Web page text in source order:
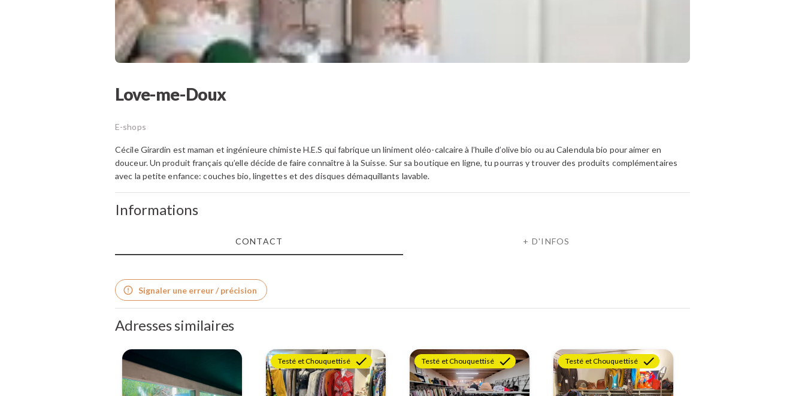
Love-me-Doux
E-shops
Cécile Girardin est maman et ingénieure chimiste H.E.S qui fabrique un liniment oléo-calcaire à l’huile d’olive bio ou au Calendula bio pour aimer en
douceur. Un produit français qu’elle décide de faire connaître à la Suisse. Sur sa boutique en ligne, tu pourras y trouver des produits complémentaires
avec la petite enfance: couches bio, lingettes et des disques démaquillants lavable.
Informations
CONTACT + D'INFOS
Signaler une erreur / précision
Adresses similaires
Testé et Chouquettisé Testé et Chouquettisé Testé et Chouquettisé